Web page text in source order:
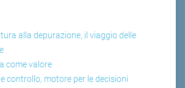
alla depurazione, il viaggio delle
come valore
controllo, motore per le decisioni